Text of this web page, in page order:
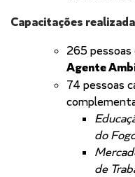
Capacitações
265 pessoas
Agente
74 pessoas
do
de